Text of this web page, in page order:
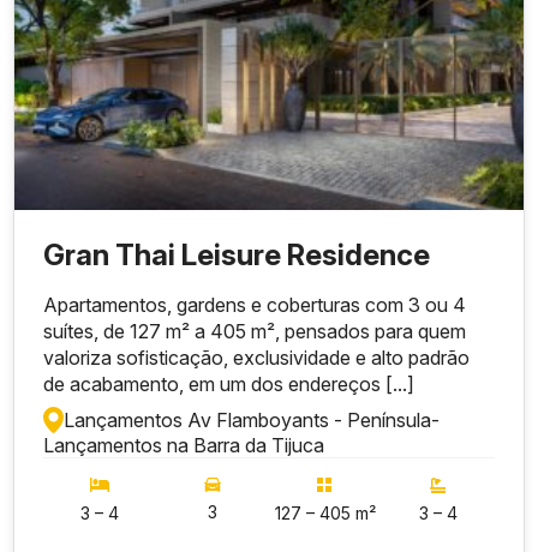
Gran Thai Leisure Residence
Apartamentos, gardens e coberturas com 3 ou 4
suítes, de 127 m² a 405 m², pensados para quem
valoriza sofisticação, exclusividade e alto padrão
de acabamento, em um dos endereços [...]
Lançamentos Av Flamboyants - Península-
Lançamentos na Barra da Tijuca
3 – 4 3 127 – 405 m² 3 – 4